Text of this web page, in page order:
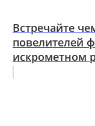
Встречайте
повелителей